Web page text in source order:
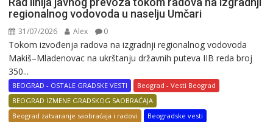
regionalnog vodovoda u naselju Umčari
31/07/2026 Alex 0
Tokom izvođenja radova na izgradnji regionalnog vodovoda
Makiš–Mladenovac na ukrštanju državnih puteva IIB reda broj
350...
BEOGRAD - OSTALE GRADSKE VESTI
Beograd - Vesti Beograd
BEOGRAD IZMENE GRADSKOG SAOBRAĆAJA
Beograd zatvaranje saobraćaja i radovi
Beogradske vesti